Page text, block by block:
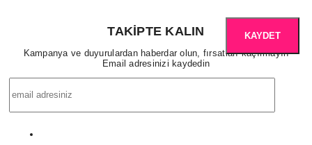
TAKIPTE KALIN
Kampanya ve duyurulardan haberdar olun, fırsatları kaçırmayın
Email adresinizi kaydedin
KAYDET